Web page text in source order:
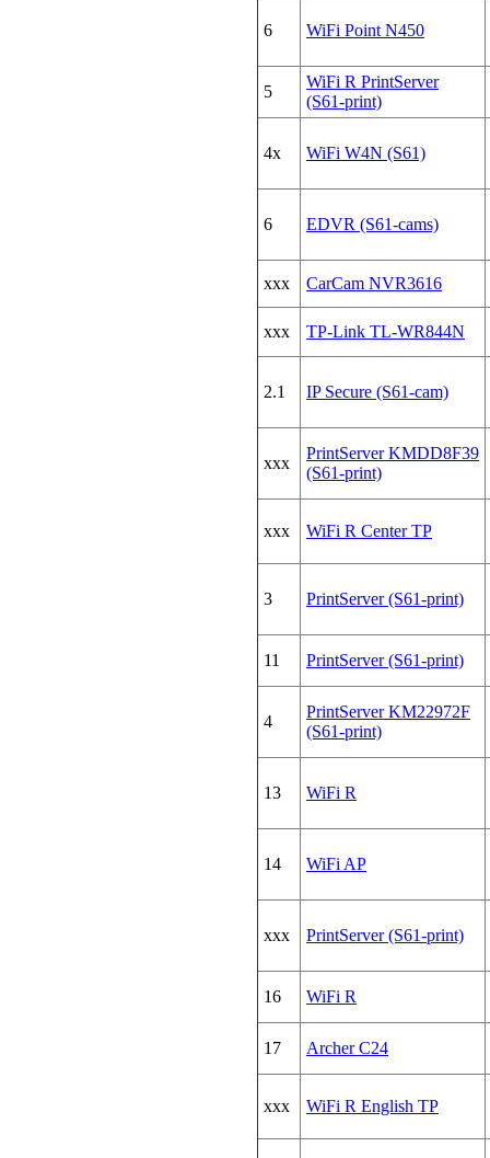
6 WiFi Point N450
5
WiFi R PrintServer
(S61-print)
4x WiFi W4N (S61)
6 EDVR (S61-cams)
xxx CarCam NVR3616
xxx TP-Link TL-WR844N
2.1 IP Secure (S61-cam)
xxx
PrintServer KMDD8F39
(S61-print)
xxx WiFi R Center TP
3 PrintServer (S61-print)
11 PrintServer (S61-print)
4
PrintServer KM22972F
(S61-print)
13 WiFi R
14 WiFi AP
xxx PrintServer (S61-print)
16 WiFi R
17 Archer C24
xxx WiFi R English TP